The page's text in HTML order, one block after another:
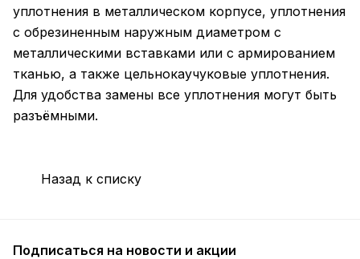
уплотнения в металлическом корпусе, уплотнения
с обрезиненным наружным диаметром с
металлическими вставками или с армированием
тканью, а также цельнокаучуковые уплотнения.
Для удобства замены все уплотнения могут быть
разъёмными.
Назад к списку
Подписаться на новости и акции